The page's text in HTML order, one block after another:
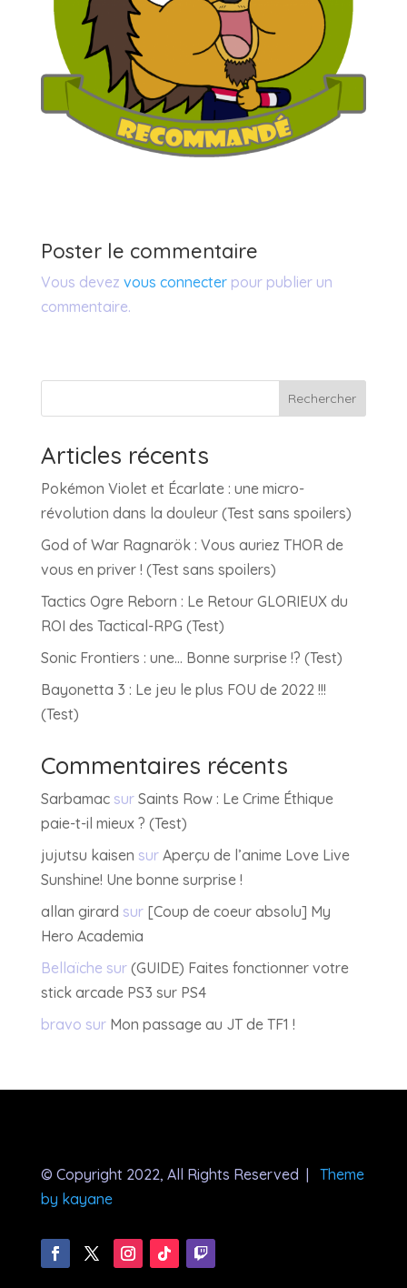
Poster le commentaire
Vous devez vous connecterpour publier un
commentaire.
Rechercher
Articles récents
Pokémon Violet et Écarlate : une micro-
révolution dans la douleur (Test sans spoilers)
God of War Ragnarök : Vous auriez THOR de
vous en priver ! (Test sans spoilers)
Tactics Ogre Reborn : Le Retour GLORIEUX du
ROI des Tactical-RPG (Test)
Sonic Frontiers : une… Bonne surprise !? (Test)
Bayonetta 3 : Le jeu le plus FOU de 2022 !!!
(Test)
Commentaires récents
Sarbamacsur Saints Row : Le Crime Éthique
paie-t-il mieux ? (Test)
jujutsu kaisen sur Aperçu de l’anime Love Live
Sunshine! Une bonne surprise !
allan girard sur [Coup de coeur absolu] My
Hero Academia
Bellaïche sur (GUIDE) Faites fonctionner votre
stick arcade PS3 sur PS4
bravo sur Mon passage au JT de TF1 !
© Copyright 2022, All Rights Reserved |
Theme
by kayane